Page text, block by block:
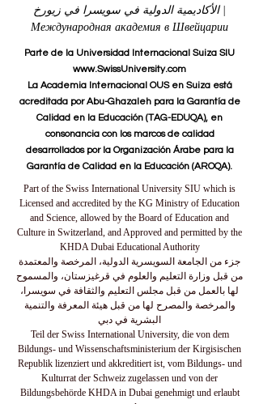
الأكاديمية الدولية في سويسرا في زيورخ |
Международная академия в Швейцарии
Parte de la Universidad Internacional Suiza SIU
www.SwissUniversity.com
La Academia Internacional OUS en Suiza está
acreditada por Abu-Ghazaleh para la Garantía de
Calidad en la Educación (TAG-EDUQA), en
consonancia con los marcos de calidad
desarrollados por la Organización Árabe para la
Garantía de Calidad en la Educación (AROQA).
Part of the Swiss International University SIU which is
Licensed and accredited by the KG Ministry of Education
and Science, allowed by the Board of Education and
Culture in Switzerland, and Approved and permitted by the
KHDA Dubai Educational Authority
جزء من الجامعة السويسرية الدولية، المرخصة والمعتمدة
من قبل وزارة التعليم والعلوم في قرغيزستان، والمسموح
لها بالعمل من قبل مجلس التعليم والثقافة في سويسرا،
والمرخصة والمصرح لها من قبل هيئة المعرفة والتنمية
البشرية في دبي
Teil der Swiss International University, die von dem
Bildungs- und Wissenschaftsministerium der Kirgisischen
Republik lizenziert und akkreditiert ist, vom Bildungs- und
Kulturrat der Schweiz zugelassen und von der
Bildungsbehörde KHDA in Dubai genehmigt und erlaubt